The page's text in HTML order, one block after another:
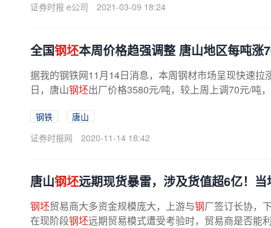
证券时报·e公司
2021-03-09 18:24
全国钢坯本周价格趋强调整 唐山地区每吨涨
据我的钢铁网11月14日消息，本周钢材市场呈现快速拉
日，唐山钢坯出厂价格3580元/吨，较上周上调70元/吨
钢铁
唐山
证券时报网
2020-11-14 18:42
唐山钢坯远期现货暴雷，涉及货值超6亿！
钢坯贸易商大多资金规模庞大，上游与钢厂签订长协，
在现阶段钢坯远期贸易模式遭受考验时，贸易商是否能